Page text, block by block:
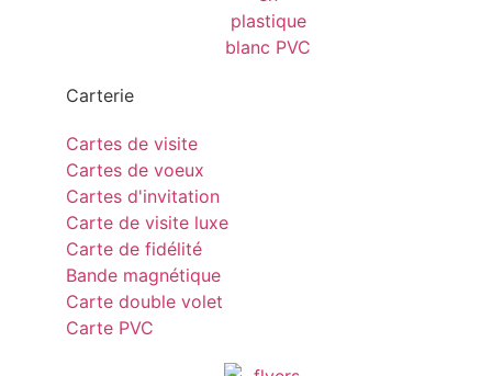
Carterie
Cartes de visite
Cartes de voeux
Cartes d'invitation
Carte de visite luxe
Carte de fidélité
Bande magnétique
Carte double volet
Carte PVC